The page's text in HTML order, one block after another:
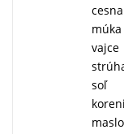
vajce
soľ
maslo